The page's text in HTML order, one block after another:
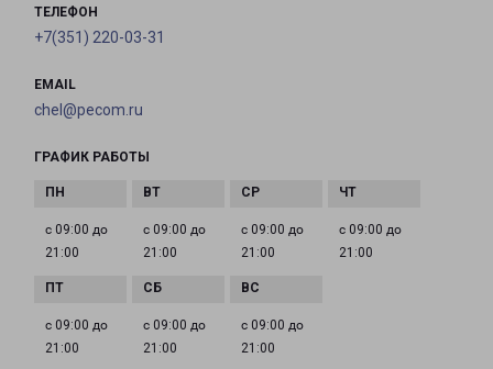
ТЕЛЕФОН
+7(351) 220-03-31
EMAIL
chel@pecom.ru
ГРАФИК РАБОТЫ
с 09:00 до
21:00
с 09:00 до
21:00
с 09:00 до
21:00
с 09:00 до
21:00
с 09:00 до
21:00
с 09:00 до
21:00
с 09:00 до
21:00